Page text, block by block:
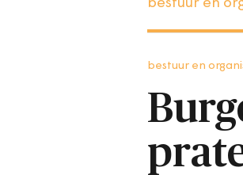
bestuur en
bestuur en